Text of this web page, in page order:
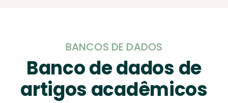
BANCOS DE DADOS
Banco de dados de
artigos acadêmicos